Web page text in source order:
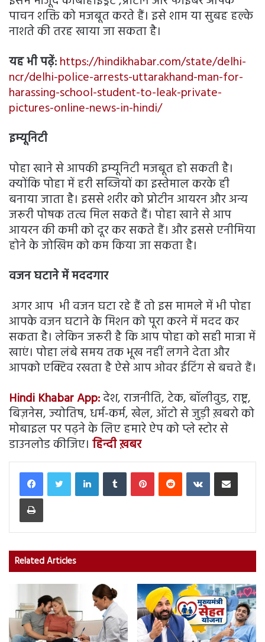
पाचन शक्ति को मजबूत करते हैं। इसे शाम या सुबह हल्के
नाशते की तरह खाया जा सकता है।
यह भी पढ़ें:https://hindikhabar.com/state/delhi-
ncr/delhi-police-arrests-uttarakhand-man-for-
harassing-school-student-to-leak-private-
pictures-online-news-in-hindi/
इम्यूनिटी
पोहा खाने से आपकी इम्यूनिटी मजबूत हो सकती है।
क्योंकि पोहा में हरी सब्जियों का इस्तेमाल करके ही
बनाया जाता है। इससे शरीर को प्रोटीन आयरन और अन्य
जरूरी पोषक तत्व मिल सकते हैं। पोहा खाने से आप
आयरन की कमी को दूर कर सकते हैं। और इससे एनीमिया
होने के जोखिम को कम किया जा सकता है।
वजन घटाने में मददगार
अगर आप भी वजन घटा रहे हैं तो इस मामले में भी पोहा
आपके वजन घटाने के मिशन को पूरा करने में मदद कर
सकता है। लेकिन जरूरी है कि आप पोहा को सही मात्रा में
खाएं। पोहा लंबे समय तक भूख नहीं लगने देता और
आपको एक्टिव रखता है ऐसे आप ओवर ईटिंग से बचते हैं।
Hindi Khabar App:देश, राजनीति, टेक, बॉलीवुड, राष्ट्र,
बिज़नेस, ज्योतिष, धर्म-कर्म, खेल, ऑटो से जुड़ी ख़बरो को
मोबाइल पर पढ़ने के लिए हमारे ऐप को प्ले स्टोर से
डाउनलोड कीजिए। हिन्दी ख़बर
LinkedInTumblr PinterestReddit VKontakteShare via Email
Print
Related Articles